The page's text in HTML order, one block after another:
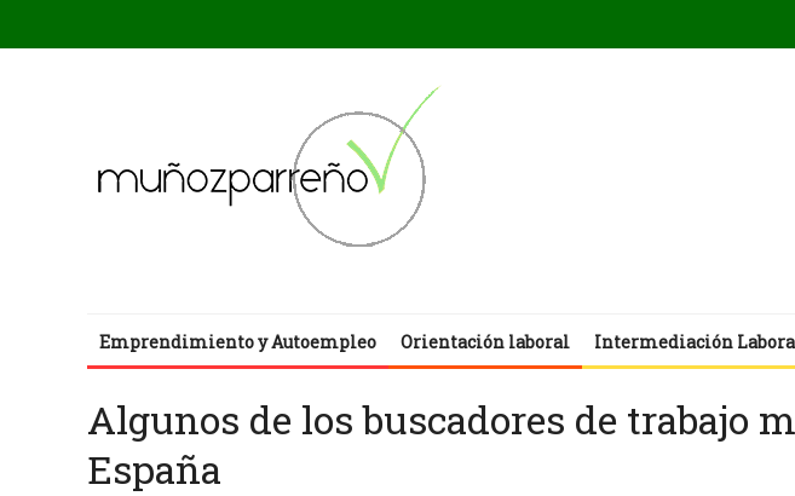
Emprendimiento y Autoempleo Orientación laboral Intermediación
Algunos de los buscadores de trabajo
España